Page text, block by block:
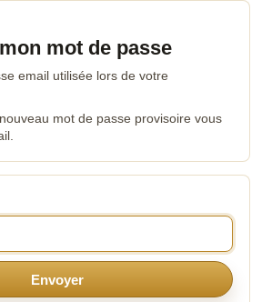
mot de passe
email utilisée lors de votre
mot de passe provisoire vous
Envoyer